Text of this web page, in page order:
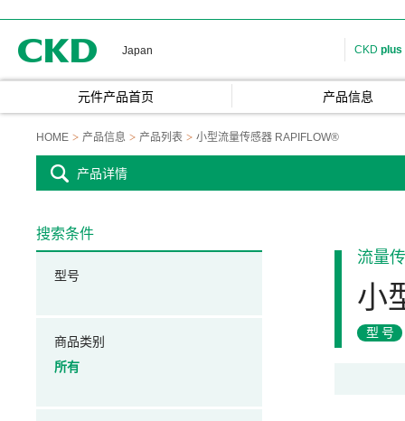
Japan CKD plus
元件产品首页 产品信息
HOME 产品信息 产品列表 小型流量传感器 RAPIFLOW®
产品详情
流量
小
型号
搜索条件
型号
商品类别
所有